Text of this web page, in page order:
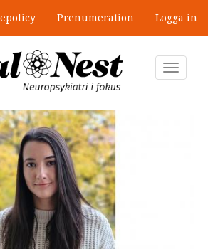
Prenumeration Logga in
Toggle
om fördelar och
med särskilda